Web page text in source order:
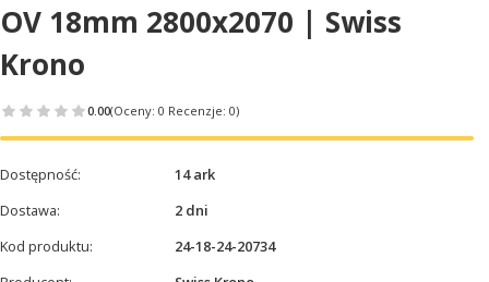
OV 18mm 2800x2070 | Swiss
Krono
0.00(Oceny: 0 Recenzje: 0)
Dostępność: 14 ark
Dostawa:
2 dni
Kod produktu:
24-18-24-20734